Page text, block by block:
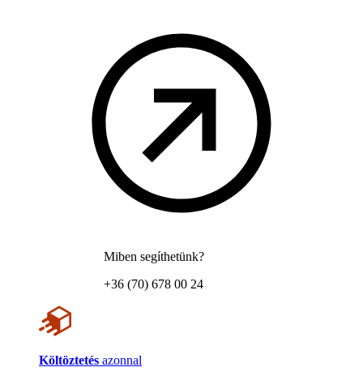
Miben segíthetünk?
+36 (70) 678 00 24
Költöztetés azonnal